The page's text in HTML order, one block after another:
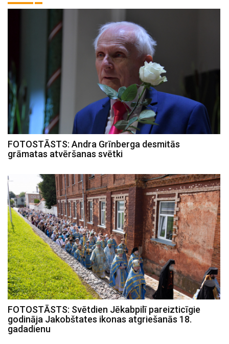
FOTOSTĀSTS: Andra Grīnberga desmitās
grāmatas atvēršanas svētki
FOTOSTĀSTS: Svētdien Jēkabpilī pareizticīgie
godināja Jakobštates ikonas atgriešanās 18.
gadadienu